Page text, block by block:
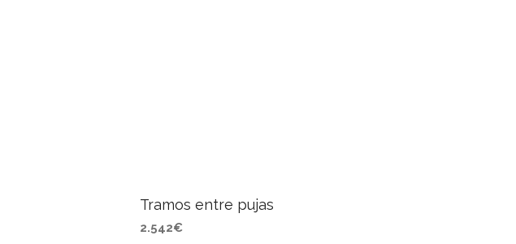
Tramos entre pujas
2.542€